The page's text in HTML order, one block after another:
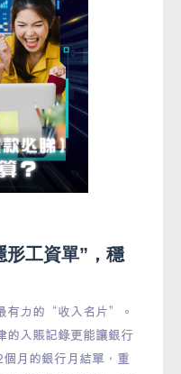
形工資單”，穩
有力的“收入名片”。
的入賬記錄更能讓銀行
月的銀行月結單，重